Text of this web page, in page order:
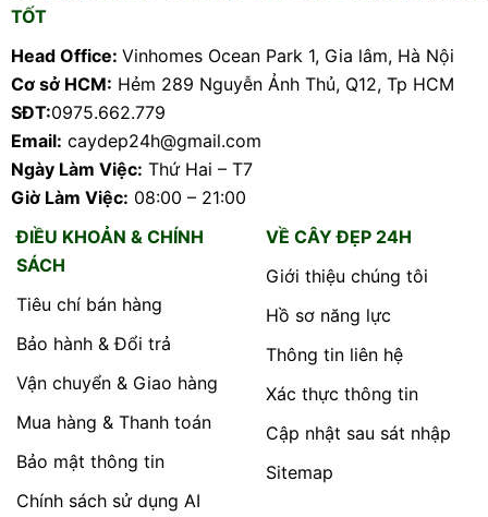
TỐT
Head Office: Vinhomes Ocean Park 1, Gia lâm, Hà Nội
Cơ sở HCM: Hẻm 289 Nguyễn Ảnh Thủ, Q12, Tp HCM
SĐT:0975.662.779
Email: caydep24h@gmail.com
Ngày Làm Việc: Thứ Hai – T7
Giờ Làm Việc: 08:00 – 21:00
ĐIỀU KHOẢN & CHÍNH
SÁCH
Tiêu chí bán hàng
Bảo hành & Đổi trả
Vận chuyển & Giao hàng
Mua hàng & Thanh toán
Bảo mật thông tin
Chính sách sử dụng AI
VỀ CÂY ĐẸP 24H
Giới thiệu chúng tôi
Hồ sơ năng lực
Thông tin liên hệ
Xác thực thông tin
Cập nhật sau sát nhập
Sitemap